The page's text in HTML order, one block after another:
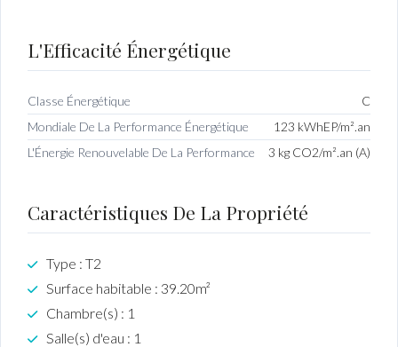
L'Efficacité Énergétique
Classe Énergétique
C
Mondiale De La Performance Énergétique
123 kWhEP/m².an
L'Énergie Renouvelable De La Performance
3 kg CO2/m².an (A)
Caractéristiques De La Propriété
Type : T2
Surface habitable : 39.20m²
Chambre(s) : 1
Salle(s) d'eau : 1